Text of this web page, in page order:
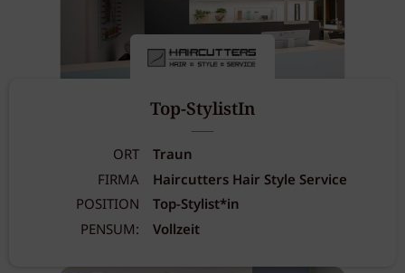
Top-StylistIn
ORT
Traun
FIRMA
Haircutters Hair Style Service
POSITION
Top-Stylist*in
PENSUM:
Vollzeit